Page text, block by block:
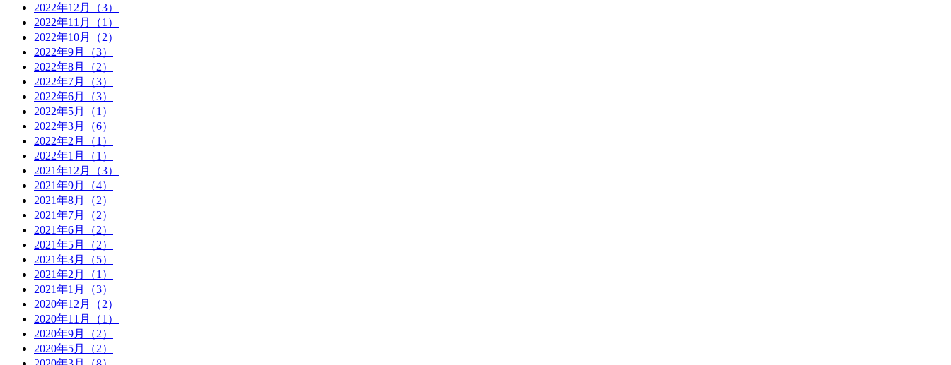
2022年12月（3）
2022年11月（1）
2022年10月（2）
2022年9月（3）
2022年8月（2）
2022年7月（3）
2022年6月（3）
2022年5月（1）
2022年3月（6）
2022年2月（1）
2022年1月（1）
2021年12月（3）
2021年9月（4）
2021年8月（2）
2021年7月（2）
2021年6月（2）
2021年5月（2）
2021年3月（5）
2021年2月（1）
2021年1月（3）
2020年12月（2）
2020年11月（1）
2020年9月（2）
2020年5月（2）